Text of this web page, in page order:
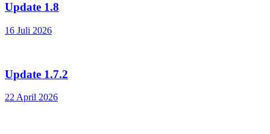
Update 1.8
16 Juli 2026
Update 1.7.2
22 April 2026